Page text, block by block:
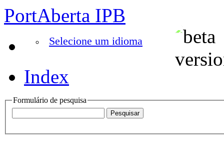
PortAberta IPB
Selecione um idioma
Index
Formulário de pesquisa